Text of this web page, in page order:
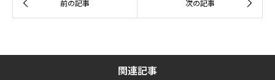
関連記事